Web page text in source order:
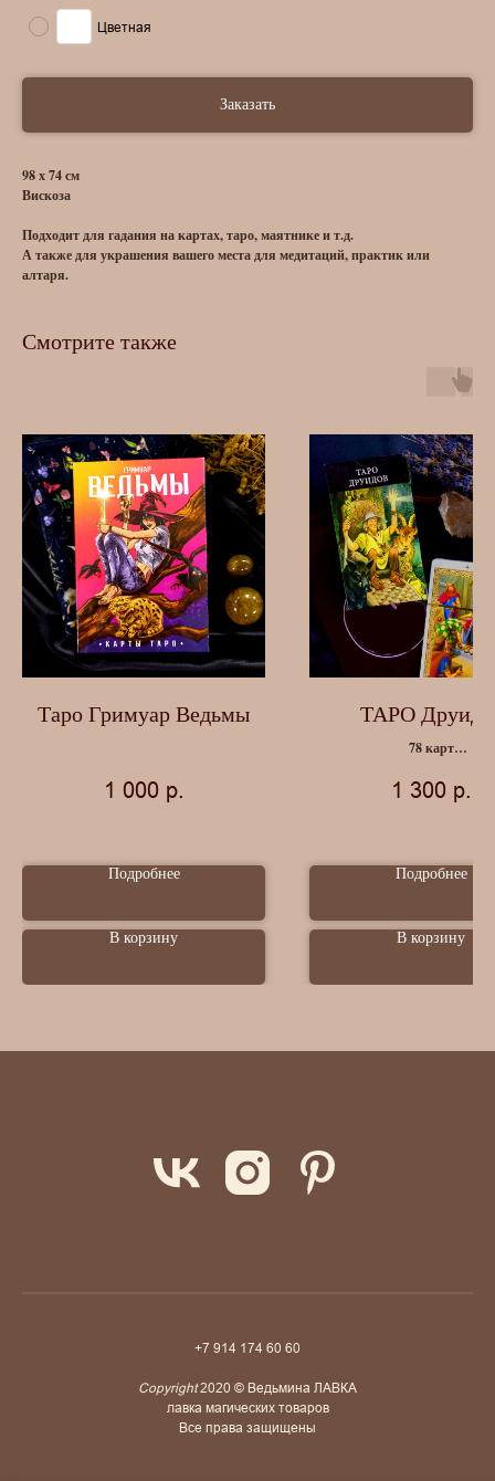
Цветная
Заказать
98 х 74 см
Вискоза
Подходит для гадания на картах, таро, маятнике и т.д.
А также для украшения вашего места для медитаций, практик или
алтаря.
Смотрите также
Таро Гримуар Ведьмы
1 000 р.
Подробнее
В корзину
ТАРО
78 карт
1 300 р.
Подробнее
В корзину
+7 914 174 60 60
Copyright2020 © Ведьмина ЛАВКА
лавка магических товаров
Все права защищены